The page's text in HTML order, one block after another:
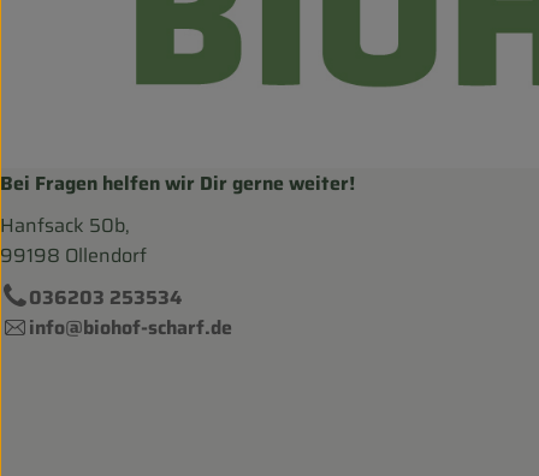
Bei Fragen helfen wir Dir gerne weiter!
Hanfsack 50b,
99198 Ollendorf
036203 253534
info@biohof-scharf.de